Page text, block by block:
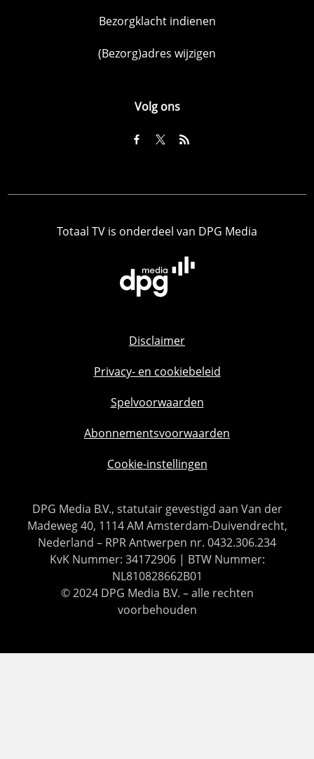
Bezorgklacht indienen
(Bezorg)adres wijzigen
Volg ons
Totaal TV is onderdeel van DPG Media
Disclaimer
Privacy- en cookiebeleid
Spelvoorwaarden
Abonnementsvoorwaarden
Cookie-instellingen
DPG Media B.V., statutair gevestigd aan Van der
Madeweg 40, 1114 AM Amsterdam-Duivendrecht,
Nederland – RPR Antwerpen nr. 0432.306.234
KvK Nummer: 34172906 | BTW Nummer:
NL810828662B01
© 2024 DPG Media B.V. – alle rechten
voorbehouden